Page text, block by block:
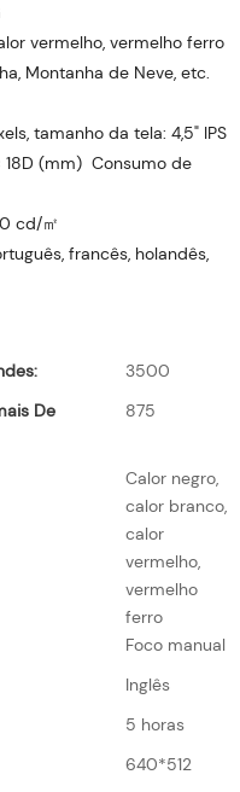
vermelho, vermelho ferro
Montanha de Neve, etc.
tamanho da tela: 4,5" IPS
18D (mm) Consumo de
cd/㎡
francês, holandês,
3500
De
875
Calor negro,
calor branco,
calor
vermelho,
vermelho
ferro
Foco manual
Inglês
5 horas
640*512